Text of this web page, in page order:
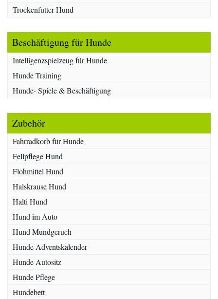
Trockenfutter Hund
Beschäftigung für Hunde
Intelligenzspielzeug für Hunde
Hunde Training
Hunde- Spiele & Beschäftigung
Zubehör
Fahrradkorb für Hunde
Fellpflege Hund
Flohmittel Hund
Halskrause Hund
Halti Hund
Hund im Auto
Hund Mundgeruch
Hunde Adventskalender
Hunde Autositz
Hunde Pflege
Hundebett